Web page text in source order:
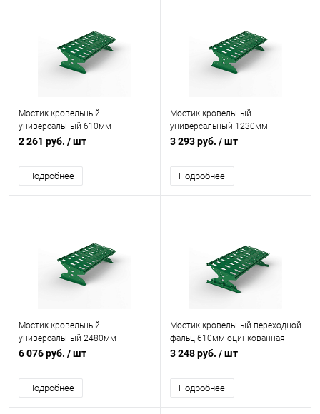
Мостик кровельный
универсальный 610мм
холоднокатанная сталь с
6029
2 261 руб. / шт
Подробнее
Мостик кровельный
универсальный 1230мм
холоднокатанная сталь с
6029
3 293 руб. / шт
Подробнее
Мостик кровельный
универсальный 2480мм
холоднокатанная сталь с
6029
6 076 руб. / шт
Подробнее
Мостик кровельный переходной
фальц 610мм оцинкованная
сталь с порошковым
3 248 руб. / шт
Подробнее